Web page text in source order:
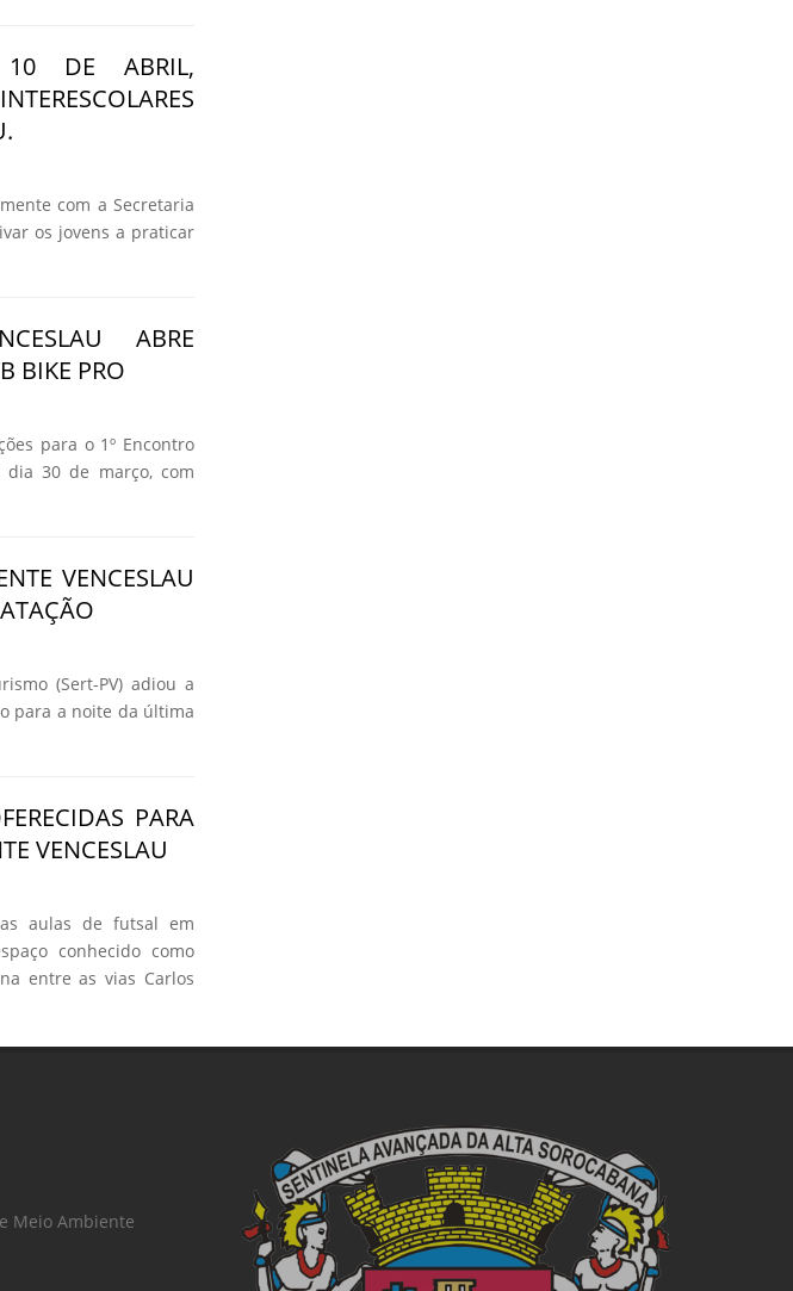
10 DE ABRIL,
com a Secretaria
os jovens a praticar
ABRE
BIKE PRO
para o 1º Encontro
dia 30 de março, com
VENCESLAU
(Sert-PV) adiou a
para a noite da última
PARA
VENCESLAU
aulas de futsal em
conhecido como
entre as vias Carlos
Meio Ambiente